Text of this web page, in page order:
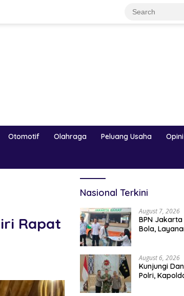
Otomotif Olahraga Peluang Usaha Opini
Rapat
Nasional Terkini
August 7, 2026
BPN
Bola,
August 6, 2026
Kunjungi
Polri,